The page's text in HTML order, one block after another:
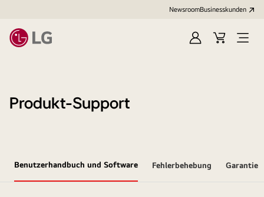
NewsroomBusinesskunden
AnmeldenWarenkorb
Menü
Produkt-Support
Benutzerhandbuch und Software Fehlerbehebung Garantie